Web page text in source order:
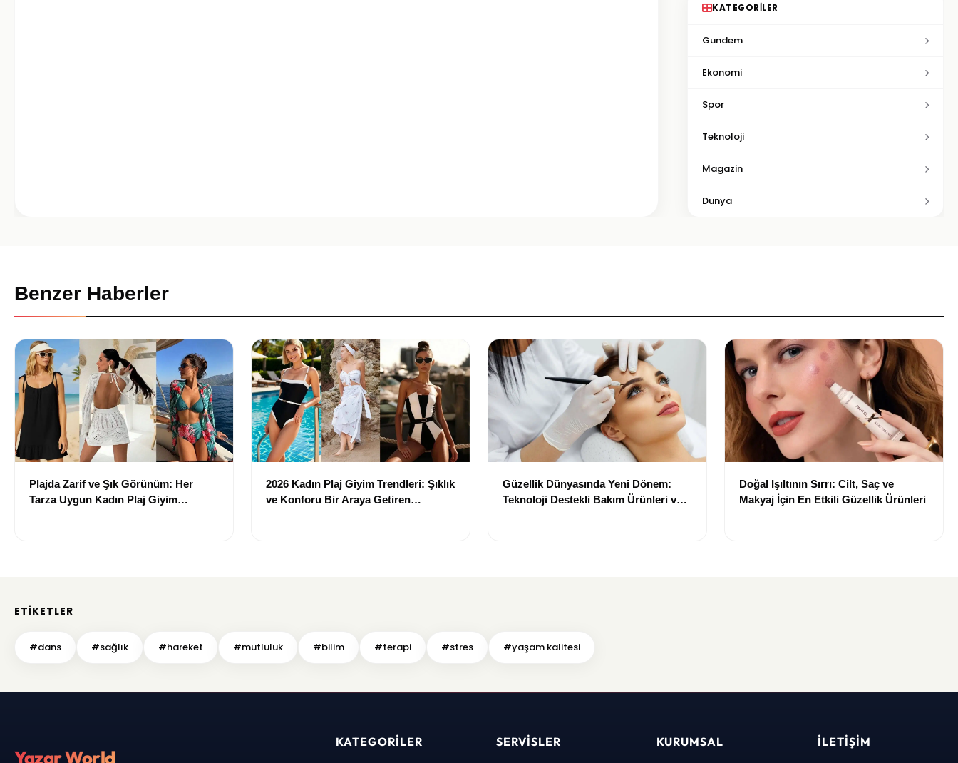
KATEGORILER
Gundem
Ekonomi
Spor
Teknoloji
Magazin
Dunya
Benzer Haberler
Plajda Zarif ve Şık Görünüm: Her
Tarza Uygun Kadın Plaj Giyim
2026 Kadın Plaj Giyim Trendleri: Şıklık
ve Konforu Bir Araya Getiren
Güzellik Dünyasında Yeni Dönem:
Teknoloji Destekli Bakım Ürünleri ve
Doğal Işıltının Sırrı: Cilt, Saç ve
Makyaj İçin En Etkili Güzellik Ürünleri
ETIKETLER
#dans #sağlık #hareket #mutluluk #bilim #terapi #stres #yaşam kalitesi
Yazar World
KATEGORILER SERVISLER KURUMSAL İLETIŞIM